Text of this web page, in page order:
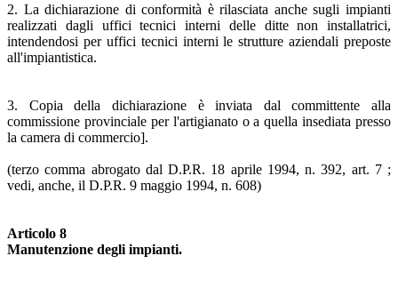
2. La dichiarazione di conformità è rilasciata anche sugli impianti
realizzati dagli uffici tecnici interni delle ditte non installatrici,
intendendosi per uffici tecnici interni le strutture aziendali preposte
all'impiantistica.
3. Copia della dichiarazione è inviata dal committente alla
commissione provinciale per l'artigianato o a quella insediata presso
la camera di commercio].
(terzo comma abrogato dal D.P.R. 18 aprile 1994, n. 392, art. 7 ;
vedi, anche, il D.P.R. 9 maggio 1994, n. 608)
Articolo 8
Manutenzione degli impianti.